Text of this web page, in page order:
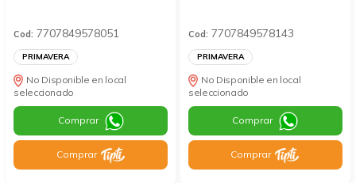
Cod: 7707849578051
PRIMAVERA
No Disponible en local
seleccionado
Comprar
Comprar
Cod: 7707849578143
PRIMAVERA
No Disponible en local
seleccionado
Comprar
Comprar